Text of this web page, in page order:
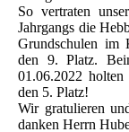
So vertraten
Jahrgangs die
Grundschulen im
den 9. Platz.
01.06.2022 holten
den 5. Platz!
Wir gratulieren
danken Herrn